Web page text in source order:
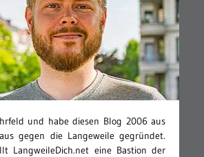
und habe diesen Blog 2006 aus
gegen die Langeweile gegründet.
LangweileDich.net eine Bastion der